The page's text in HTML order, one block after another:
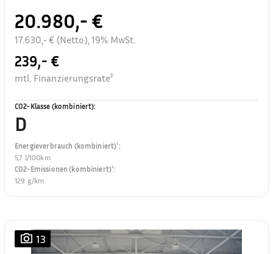
20.980,- €
17.630,- € (Netto), 19% MwSt.
239,- €
mtl. Finanzierungsrate²
CO2-Klasse (kombiniert):
D
Energieverbrauch (kombiniert)¹:
5,7 l/100km
CO2-Emissionen (kombiniert)¹:
129 g/km
13